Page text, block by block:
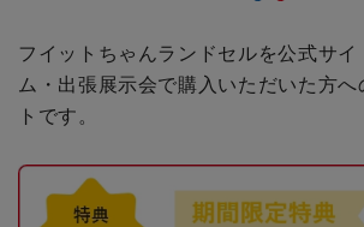
フイットちゃんランドセルを公式サ
ム・出張展示会で購入いただいた方へ
トです。